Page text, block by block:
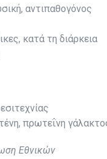
αντιπαθογόνος
κατά τη διάρκεια
πρωτεΐνη
Εθνικών